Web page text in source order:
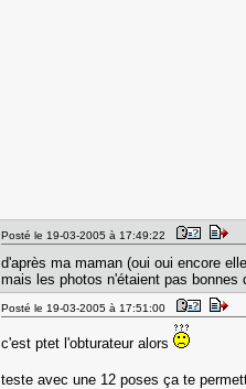
Posté le 19-03-2005 à 17:49:22
d'après ma maman (oui oui encore
mais les photos n'étaient pas bonnes
Posté le 19-03-2005 à 17:51:00
c'est ptet l'obturateur alors
teste avec une 12 poses ça te